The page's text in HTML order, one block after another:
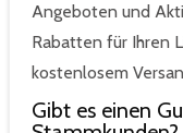
Angeboten und
Rabatten für Ihren
kostenlosem
Gibt es einen